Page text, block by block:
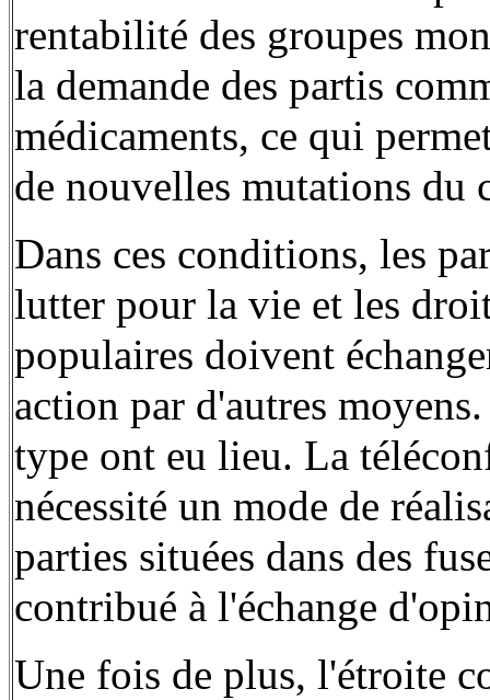
rentabilité des groupes
la demande des partis
médicaments, ce qui
de nouvelles mutations du
Dans ces conditions, les
lutter pour la vie et les
populaires doivent
action par d'autres
type ont eu lieu. La
nécessité un mode de
parties situées dans des
contribué à l'échange
Une fois de plus, l'étroite